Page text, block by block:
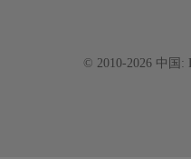
© 2010-2026 中国: